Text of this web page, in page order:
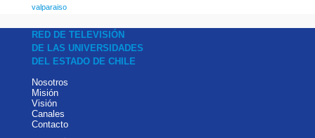
valparaiso
RED DE TELEVISIÓN
DE LAS UNIVERSIDADES
DEL ESTADO DE CHILE
Nosotros
Misión
Visión
Canales
Contacto